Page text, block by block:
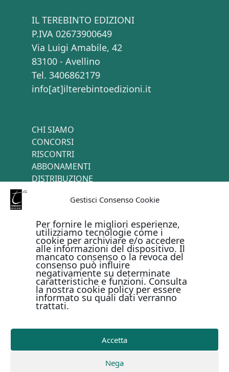
Gestisci Consenso Cookie
Per fornire le migliori esperienze,
utilizziamo tecnologie come i
cookie per archiviare e/o accedere
alle informazioni del dispositivo. Il
mancato consenso o la revoca del
consenso può influire
negativamente su determinate
caratteristiche e funzioni. Consulta
la nostra cookie policy per essere
informato su quali dati verranno
trattati.
Accetta
Nega
IL TEREBINTO EDIZIONI
P.IVA 02673900649
Via Luigi Amabile, 42
83100 - Avellino
Tel. 3406862179
info[at]ilterebintoedizioni.it
CHI SIAMO
CONCORSI
RISCONTRI
ABBONAMENTI
DISTRIBUZIONE
PAGAMENTI ONLINE CON
Metodi di pagamento
Copyright © Il Terebinto Edizioni - 2026
Termini e condizioni